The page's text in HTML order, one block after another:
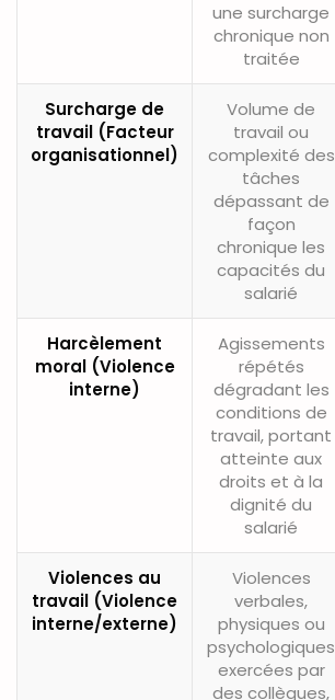
une surcharge
chronique non
traitée
Surcharge de
travail (Facteur
organisationnel)
Volume de
travail ou
complexité des
tâches
dépassant de
façon
chronique les
capacités du
salarié
Harcèlement
moral (Violence
interne)
Agissements
répétés
dégradant les
conditions de
travail, portant
atteinte aux
droits et à la
dignité du
salarié
Violences au
travail (Violence
interne/externe)
Violences
verbales,
physiques ou
psychologiques
exercées par
des collègues,